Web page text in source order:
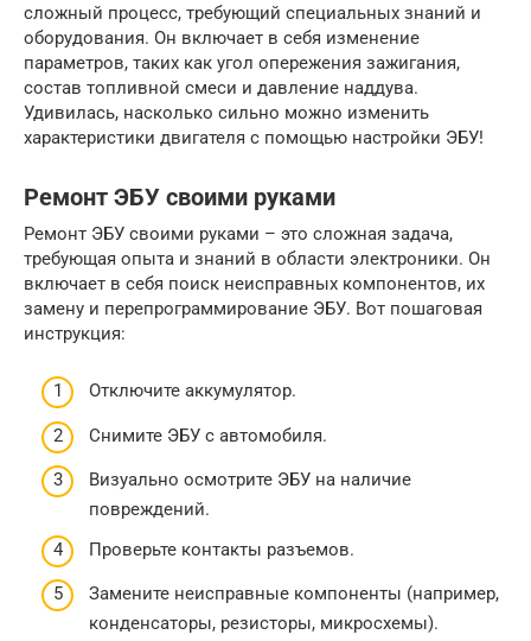
сложный процесс, требующий специальных знаний и
оборудования. Он включает в себя изменение
параметров, таких как угол опережения зажигания,
состав топливной смеси и давление наддува.
Удивилась, насколько сильно можно изменить
характеристики двигателя с помощью настройки ЭБУ!
Ремонт ЭБУ своими руками
Ремонт ЭБУ своими руками – это сложная задача,
требующая опыта и знаний в области электроники. Он
включает в себя поиск неисправных компонентов, их
замену и перепрограммирование ЭБУ. Вот пошаговая
инструкция:
Отключите аккумулятор.
Снимите ЭБУ с автомобиля.
Визуально осмотрите ЭБУ на наличие
повреждений.
Проверьте контакты разъемов.
Замените неисправные компоненты (например,
конденсаторы, резисторы, микросхемы).